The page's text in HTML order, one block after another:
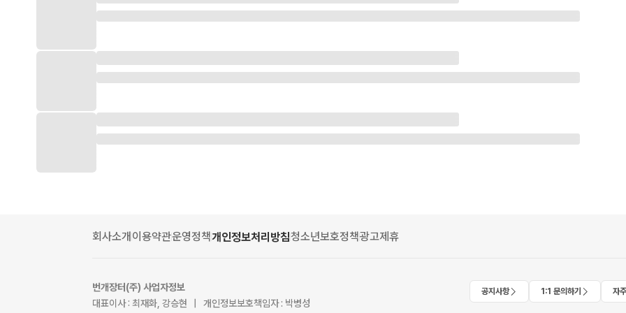
회사소개 이용약관운영정책개인정보처리방침청소년보호정책광고제휴
번개장터(주) 사업자정보
대표이사 : 최재화, 강승현 | 개인정보보호책임자 : 박병성
공지사항 1:1 문의하기 자